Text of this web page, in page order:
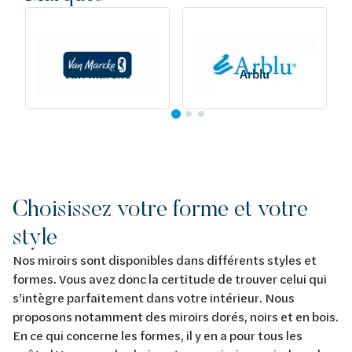
Van Marcke Arblu
Choisissez votre forme et votre
style
Nos miroirs sont disponibles dans différents styles et
formes. Vous avez donc la certitude de trouver celui qui
s’intègre parfaitement dans votre intérieur. Nous
proposons notamment des miroirs dorés, noirs et en bois.
En ce qui concerne les formes, il y en a pour tous les